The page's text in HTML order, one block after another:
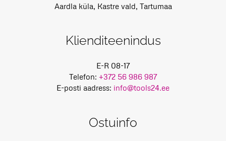
Aardla küla, Kastre vald, Tartumaa
Klienditeenindus
E-R 08-17
Telefon: +372 56 986 987
E-posti aadress: info@tools24.ee
Ostuinfo